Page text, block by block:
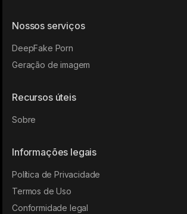
Nossos serviços
DeepFake Porn
Geração de imagem
Recursos úteis
Sobre
Informações legais
Política de Privacidade
Termos de Uso
Conformidade legal